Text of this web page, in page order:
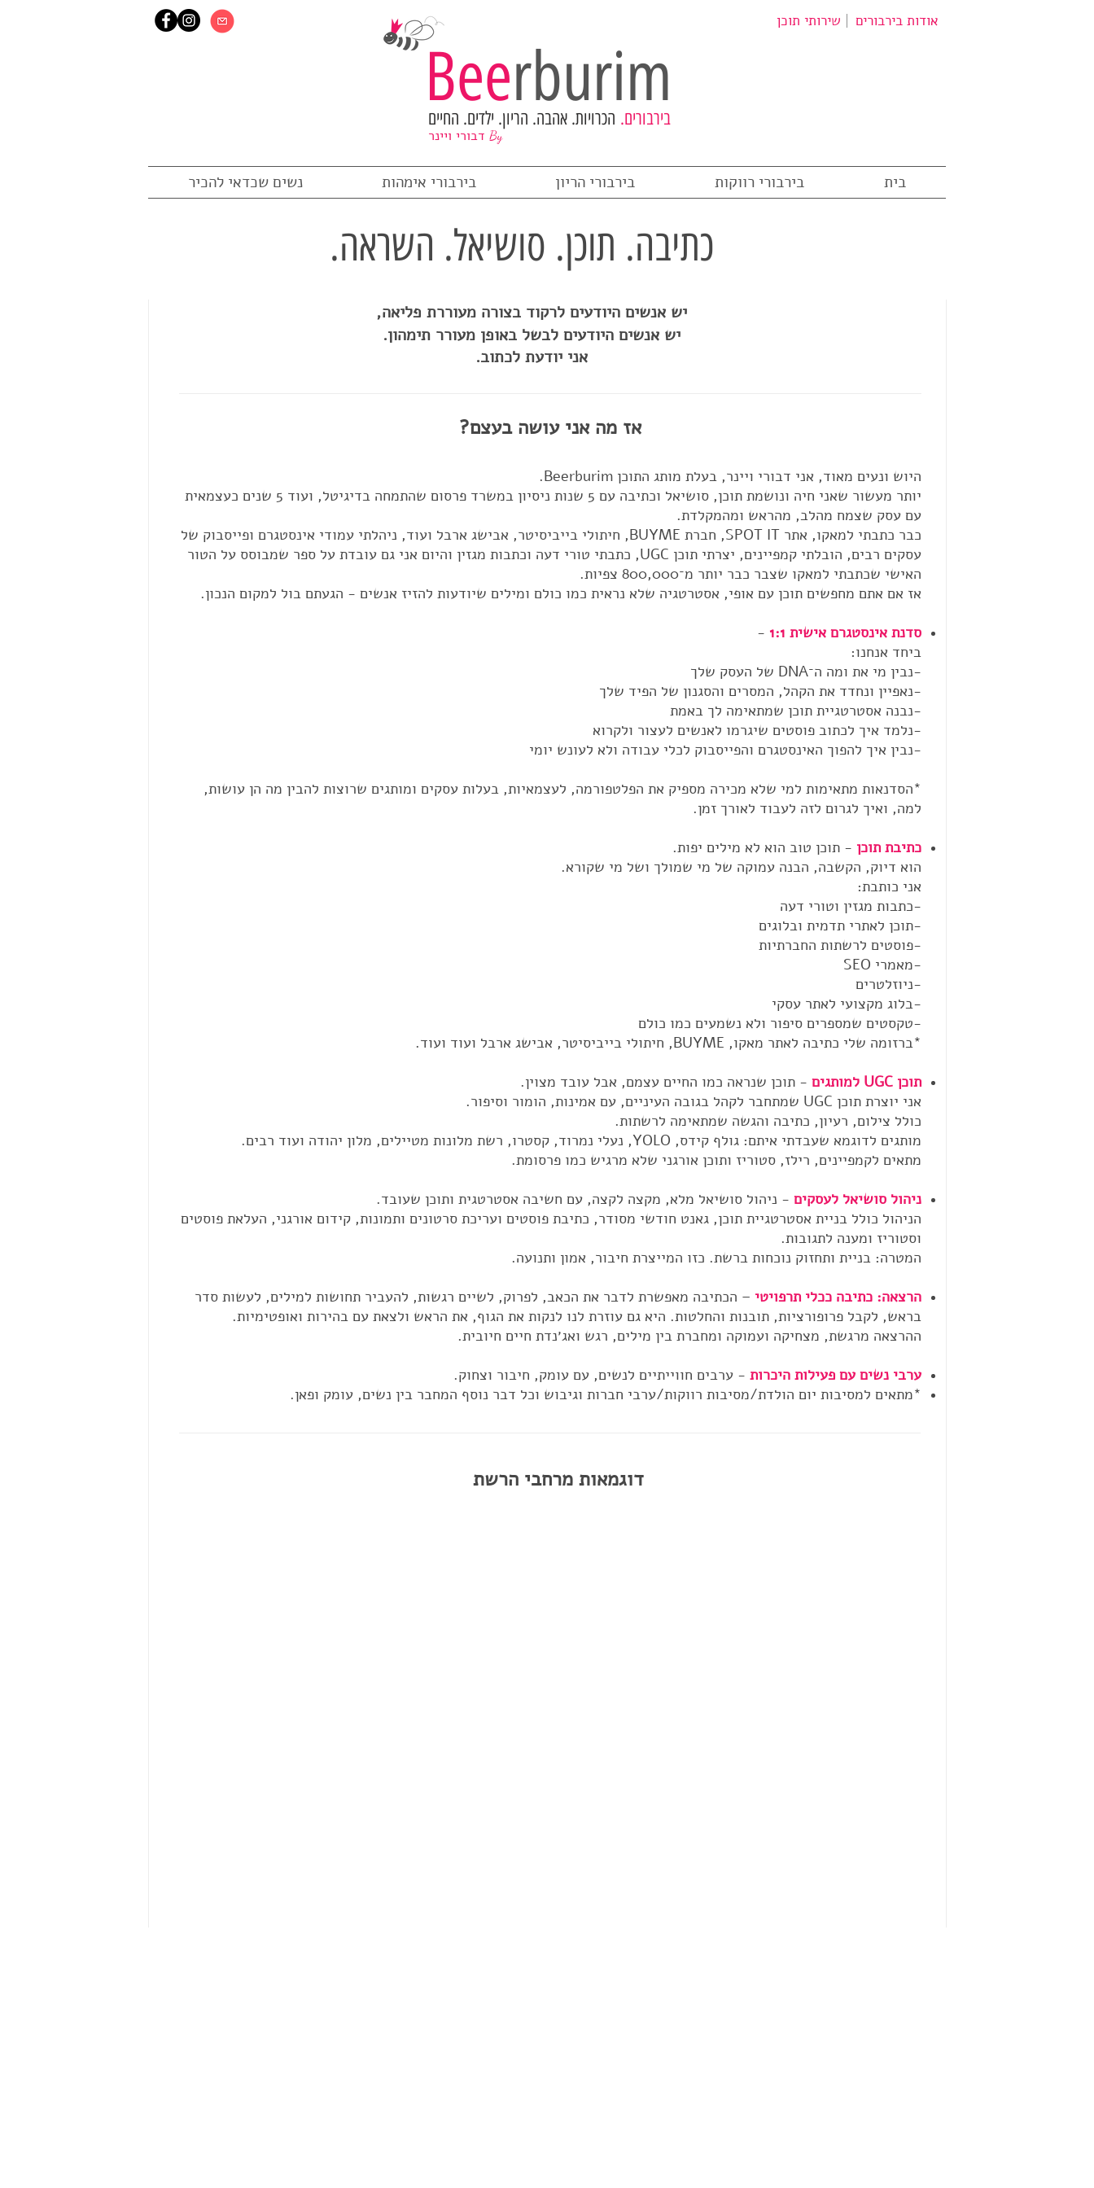
Beerburim
בירבורים. הכרויות. אהבה. הריון. ילדים. החיים
By
אודות בירבורים שירותי תוכן
בית בירבורי רווקות בירבורי הריון בירבורי אימהות נשים שכדאי להכיר
כתיבה. תוכן. סושיאל. השראה.
יש אנשים היודעים לרקוד בצורה מעוררת פליאה,
יש אנשים היודעים לבשל באופן מעורר תימהון.
אני יודעת לכתוב.
אז מה אני עושה בעצם?
היוש ונעים מאוד, אני דבורי ויינר, בעלת מותג התוכן Beerburim.
יותר מעשור שאני חיה ונושמת תוכן, סושיאל וכתיבה עם 5 שנות ניסיון במשרד פרסום שהתמחה בדיגיטל, ועוד 5 שנים כעצמאית
עם עסק שצמח מהלב, מהראש ומהמקלדת.
כבר כתבתי למאקו, אתר SPOT IT, חברת BUYME, חיתולי בייביסיטר, אבישג ארבל ועוד, ניהלתי עמודי אינסטגרם ופייסבוק של
עסקים רבים, הובלתי קמפיינים, יצרתי תוכן UGC, כתבתי טורי דעה וכתבות מגזין והיום אני גם עובדת על ספר שמבוסס על הטור
האישי שכתבתי למאקו שצבר כבר יותר מ־800,000 צפיות.
אז אם אתם מחפשים תוכן עם אופי, אסטרטגיה שלא נראית כמו כולם ומילים שיודעות להזיז אנשים - הגעתם בול למקום הנכון.
סדנת אינסטגרם אישית 1:1
-
ביחד אנחנו:
-נבין מי את ומה ה־DNA של העסק שלך
-נאפיין ונחדד את הקהל, המסרים והסגנון של הפיד שלך
-נבנה אסטרטגיית תוכן שמתאימה לך באמת
-נלמד איך לכתוב פוסטים שיגרמו לאנשים לעצור ולקרוא
-נבין איך להפוך האינסטגרם והפייסבוק לכלי עבודה ולא לעונש יומי
*הסדנאות מתאימות למי שלא מכירה מספיק את הפלטפורמה, לעצמאיות, בעלות עסקים ומותגים שרוצות להבין מה הן עושות,
למה, ואיך לגרום לזה לעבוד לאורך זמן.
כתיבת תוכן - תוכן טוב הוא לא מילים יפות.
הוא דיוק, הקשבה, הבנה עמוקה של מי שמולך ושל מי שקורא.
אני כותבת:
-כתבות מגזין וטורי דעה
-תוכן לאתרי תדמית ובלוגים
-פוסטים לרשתות החברתיות
-מאמרי SEO
-ניוזלטרים
-בלוג מקצועי לאתר עסקי
-טקסטים שמספרים סיפור ולא נשמעים כמו כולם
*ברזומה שלי כתיבה לאתר מאקו, BUYME, חיתולי בייביסיטר, אבישג ארבל ועוד ועוד.
תוכן UGC למותגים
- תוכן שנראה כמו החיים עצמם, אבל עובד מצוין.
אני יוצרת תוכן UGC שמתחבר לקהל בגובה העיניים, עם אמינות, הומור וסיפור.
כולל צילום, רעיון, כתיבה והגשה שמתאימה לרשתות.
מותגים לדוגמא שעבדתי איתם: גולף קידס, YOLO, נעלי נמרוד, קסטרו, רשת מלונות מטיילים, מלון יהודה ועוד רבים.
מתאים לקמפיינים, רילז, סטוריז ותוכן אורגני שלא מרגיש כמו פרסומת.
ניהול סושיאל לעסקים - ניהול סושיאל מלא, מקצה לקצה, עם חשיבה אסטרטגית ותוכן שעובד.
הניהול כולל בניית אסטרטגיית תוכן, גאנט חודשי מסודר, כתיבת פוסטים ועריכת סרטונים ותמונות, קידום אורגני, העלאת פוסטים
וסטוריז ומענה לתגובות.
המטרה: בניית ותחזוק נוכחות ברשת. כזו המייצרת חיבור, אמון ותנועה.
הרצאה: כתיבה ככלי תרפויטי – הכתיבה מאפשרת לדבר את הכאב, לפרוק, לשיים רגשות, להעביר תחושות למילים, לעשות סדר
בראש, לקבל פרופורציות, תובנות והחלטות. היא גם עוזרת לנו לנקות את הגוף, את הראש ולצאת עם בהירות ואופטימיות.
ההרצאה מרגשת, מצחיקה ועמוקה ומחברת בין מילים, רגש ואג׳נדת חיים חיובית.
ערבי נשים עם פעילות היכרות - ערבים חווייתיים לנשים, עם עומק, חיבור וצחוק.
*מתאים למסיבות יום הולדת/מסיבות רווקות/ערבי חברות וגיבוש וכל דבר נוסף המחבר בין נשים, עומק ופאן.
דוגמאות מרחבי הרשת